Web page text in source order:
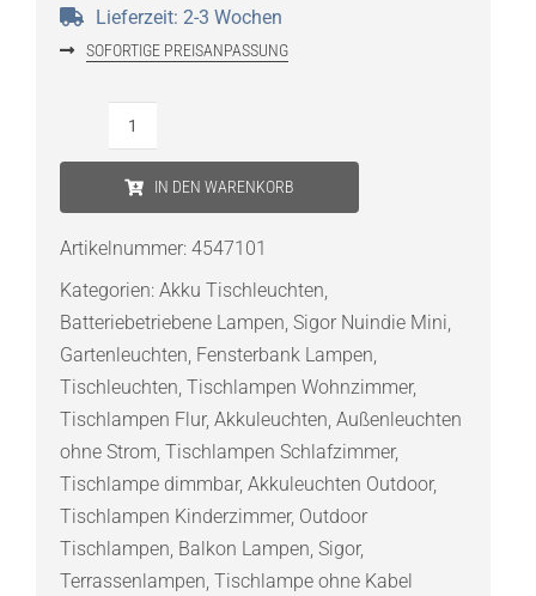
Lieferzeit: 2-3 Wochen
SOFORTIGE PREISANPASSUNG
graphitgrau
USB-
C
Menge
IN DEN WARENKORB
Artikelnummer: 4547101
Kategorien: Akku Tischleuchten,
Batteriebetriebene Lampen, Sigor Nuindie Mini,
Gartenleuchten, Fensterbank Lampen,
Tischleuchten, Tischlampen Wohnzimmer,
Tischlampen Flur, Akkuleuchten, Außenleuchten
ohne Strom, Tischlampen Schlafzimmer,
Tischlampe dimmbar, Akkuleuchten Outdoor,
Tischlampen Kinderzimmer, Outdoor
Tischlampen, Balkon Lampen, Sigor,
Terrassenlampen, Tischlampe ohne Kabel